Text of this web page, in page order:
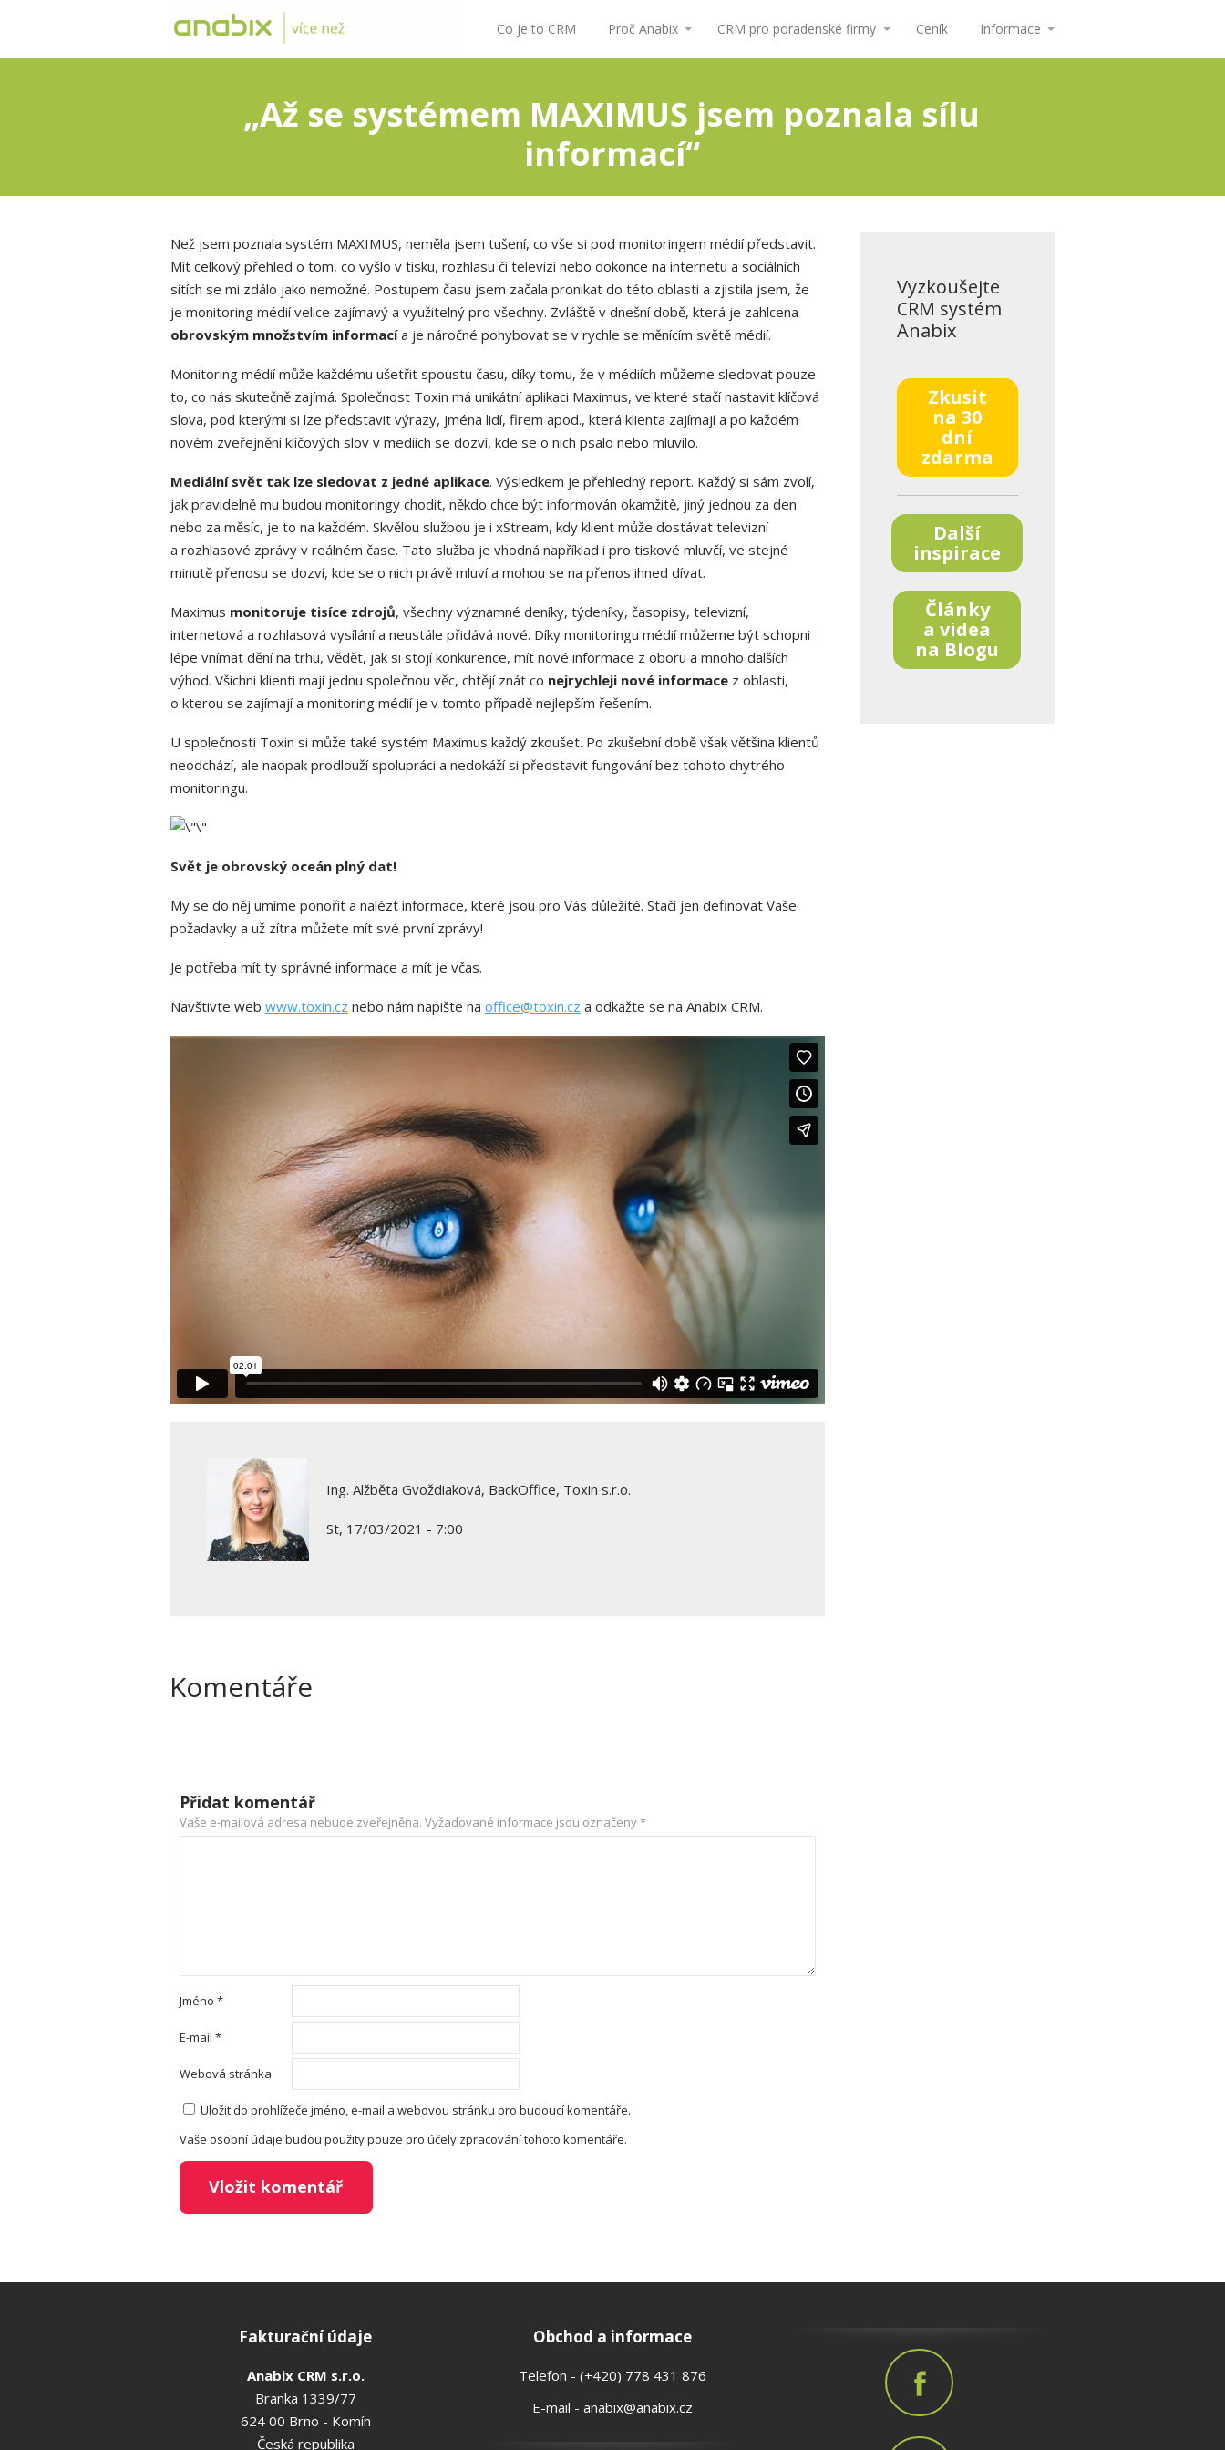
Co je to CRM Proč Anabix CRM pro poradenské firmy Ceník Informace
„Až se systémem MAXIMUS jsem poznala sílu
informací“
Než jsem poznala systém MAXIMUS, neměla jsem tušení, co vše si pod monitoringem médií představit.
Mít celkový přehled o tom, co vyšlo v tisku, rozhlasu či televizi nebo dokonce na internetu a sociálních
sítích se mi zdálo jako nemožné. Postupem času jsem začala pronikat do této oblasti a zjistila jsem, že
je monitoring médií velice zajímavý a využitelný pro všechny. Zvláště v dnešní době, která je zahlcena
obrovským množstvím informacía je náročné pohybovat se v rychle se měnícím světě médií.
Monitoring médií může každému ušetřit spoustu času, díky tomu, že v médiích můžeme sledovat pouze
to, co nás skutečně zajímá. Společnost Toxin má unikátní aplikaci Maximus, ve které stačí nastavit klíčová
slova, pod kterými si lze představit výrazy, jména lidí, firem apod., která klienta zajímají a po každém
novém zveřejnění klíčových slov v mediích se dozví, kde se o nich psalo nebo mluvilo.
Mediální svět tak lze sledovat z jedné aplikace. Výsledkem je přehledný report. Každý si sám zvolí,
jak pravidelně mu budou monitoringy chodit, někdo chce být informován okamžitě, jiný jednou za den
nebo za měsíc, je to na každém. Skvělou službou je i xStream, kdy klient může dostávat televizní
a rozhlasové zprávy v reálném čase. Tato služba je vhodná například i pro tiskové mluvčí, ve stejné
minutě přenosu se dozví, kde se o nich právě mluví a mohou se na přenos ihned dívat.
Maximus monitoruje tisíce zdrojů, všechny významné deníky, týdeníky, časopisy, televizní,
internetová a rozhlasová vysílání a neustále přidává nové. Díky monitoringu médií můžeme být schopni
lépe vnímat dění na trhu, vědět, jak si stojí konkurence, mít nové informace z oboru a mnoho dalších
výhod. Všichni klienti mají jednu společnou věc, chtějí znát co nejrychleji nové informace z oblasti,
o kterou se zajímají a monitoring médií je v tomto případě nejlepším řešením.
U společnosti Toxin si může také systém Maximus každý zkoušet. Po zkušební době však většina klientů
neodchází, ale naopak prodlouží spolupráci a nedokáží si představit fungování bez tohoto chytrého
monitoringu.
Svět je obrovský oceán plný dat!
My se do něj umíme ponořit a nalézt informace, které jsou pro Vás důležité. Stačí jen definovat Vaše
požadavky a už zítra můžete mít své první zprávy!
Je potřeba mít ty správné informace a mít je včas.
Navštivte web www.toxin.cz nebo nám napište na office@toxin.cz a odkažte se na Anabix CRM.
Ing. Alžběta Gvoždiaková, BackOffice, Toxin s.r.o.
St, 17/03/2021 - 7:00
Komentáře
Přidat komentář
Vaše e-mailová adresa nebude zveřejněna. Vyžadované informace jsou označeny*
Jméno *
E-mail *
Webová stránka
Uložit do prohlížeče jméno, e-mail a webovou stránku pro budoucí komentáře.
Vaše osobní údaje budou použity pouze pro účely zpracování tohoto komentáře.
Vyzkoušejte
CRM systém
Anabix
Zkusit
na 30
dní
zdarma
Další
inspirace
Články
a videa
na Blogu
Fakturační údaje
Anabix CRM s.r.o.
Branka 1339/77
624 00 Brno - Komín
Česká republika
Obchod a informace
Telefon - (+420) 778 431 876
E-mail - anabix@anabix.cz